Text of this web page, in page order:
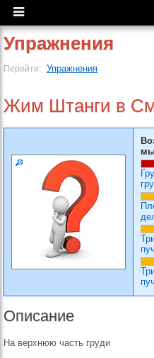
Упражнения
Перейти: Упражнения
Жим Штанги в
Описание
На верхнюю часть груди